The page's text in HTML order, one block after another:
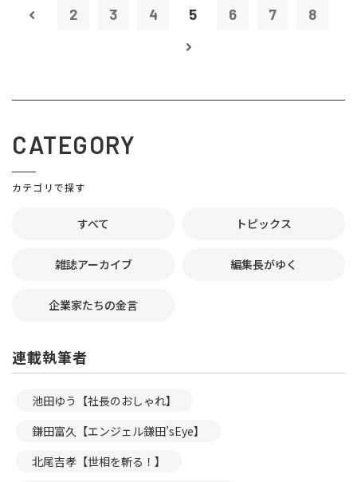
2 3 4 5 6 7 8
CATEGORY
カテゴリで探す
すべて トピックス
雑誌アーカイブ 編集長がゆく
企業家たちの金言
連載執筆者
池田ゆう【社長のおしゃれ】
鎌田富久【エンジェル鎌田’sEye】
北尾吉孝【世相を斬る！】